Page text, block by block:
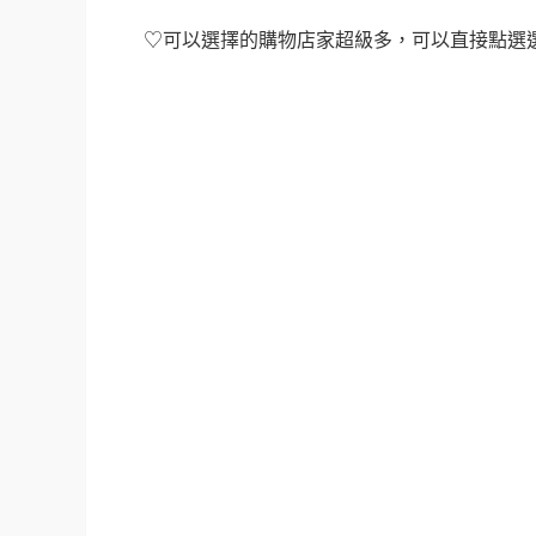
♡可以選擇的購物店家超級多，可以直接點選